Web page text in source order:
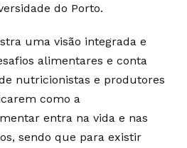
do Porto.
uma visão integrada e
alimentares e conta
nutricionistas e produtores
como a
entra na vida e nas
sendo que para existir